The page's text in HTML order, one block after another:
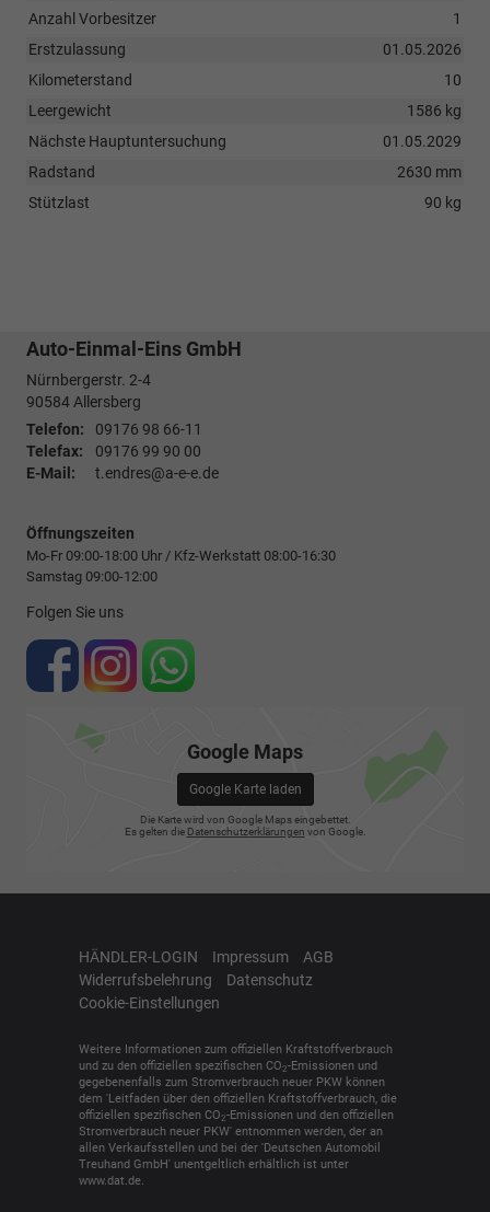
Anzahl Vorbesitzer
1
Erstzulassung
01.05.2026
Kilometerstand
10
Leergewicht
1586 kg
Nächste Hauptuntersuchung
01.05.2029
Radstand
2630 mm
Stützlast
90 kg
Auto-Einmal-Eins GmbH
Nürnbergerstr. 2-4
90584Allersberg
Telefon:
09176 98 66-11
Telefax:
09176 99 90 00
E-Mail:
t.endres@a-e-e.de
Öffnungszeiten
Mo-Fr 09:00-18:00 Uhr / Kfz-Werkstatt 08:00-16:30
Samstag 09:00-12:00
Folgen Sie uns
Google Maps
Google Karte laden
Die Karte wird von Google Maps eingebettet.
Es gelten die Datenschutzerklärungen von Google.
HÄNDLER-LOGIN Impressum
AGB
Widerrufsbelehrung
Datenschutz
Cookie-Einstellungen
Weitere Informationen zum offiziellen Kraftstoffverbrauch
und zu den offiziellen spezifischen CO2-Emissionen und
gegebenenfalls zum Stromverbrauch neuer PKW können
dem 'Leitfaden über den offiziellen Kraftstoffverbrauch, die
offiziellen spezifischen CO2-Emissionen und den offiziellen
Stromverbrauch neuer PKW' entnommen werden, der an
allen Verkaufsstellen und bei der 'Deutschen Automobil
Treuhand GmbH' unentgeltlich erhältlich ist unter
www.dat.de.